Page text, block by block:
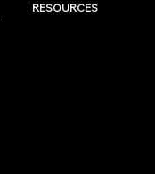
RESOURCES